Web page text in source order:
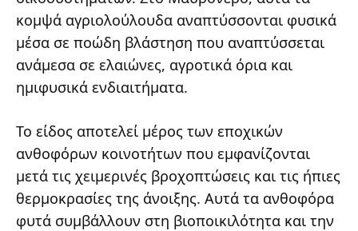
κομψά αγριολούλουδα αναπτύσσονται φυσικά
μέσα σε ποώδη βλάστηση που αναπτύσσεται
ανάμεσα σε ελαιώνες, αγροτικά όρια και
ημιφυσικά ενδιαιτήματα.
Το είδος αποτελεί μέρος των εποχικών
ανθοφόρων κοινοτήτων που εμφανίζονται
μετά τις χειμερινές βροχοπτώσεις και τις ήπιες
θερμοκρασίες της άνοιξης. Αυτά τα ανθοφόρα
φυτά συμβάλλουν στη βιοποικιλότητα και την